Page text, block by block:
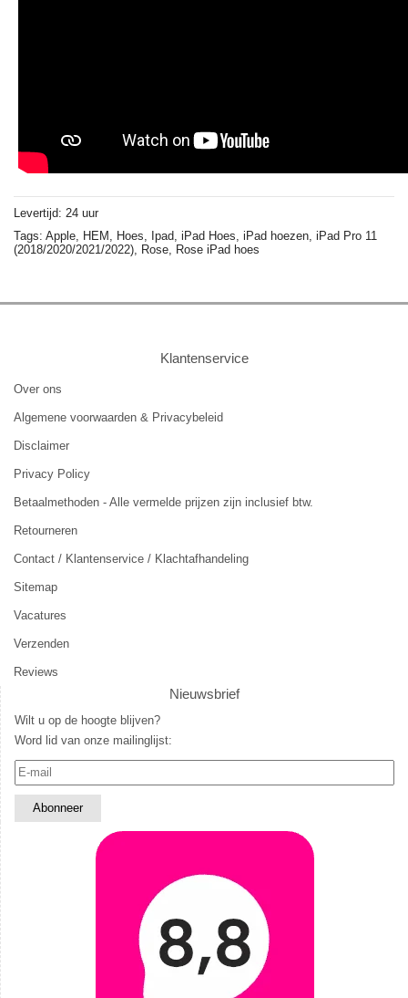
Levertijd: 24 uur
Tags: Apple, HEM, Hoes, Ipad, iPad Hoes, iPad hoezen, iPad Pro 11
(2018/2020/2021/2022), Rose, Rose iPad hoes
Klantenservice
Over ons
Algemene voorwaarden & Privacybeleid
Disclaimer
Privacy Policy
Betaalmethoden - Alle vermelde prijzen zijn inclusief btw.
Retourneren
Contact / Klantenservice / Klachtafhandeling
Sitemap
Vacatures
Verzenden
Reviews
Nieuwsbrief
Wilt u op de hoogte blijven?
Word lid van onze mailinglijst: